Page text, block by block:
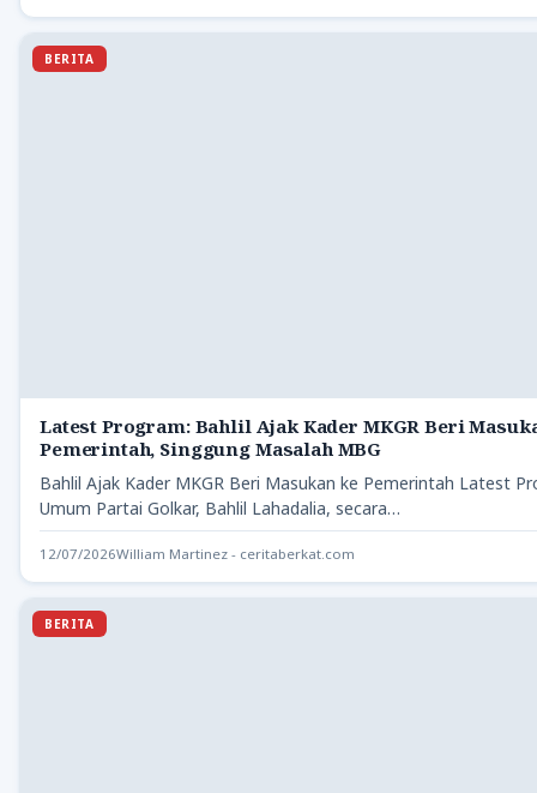
BERITA
Latest Program: Bahlil Ajak Kader MKGR Beri
Pemerintah, Singgung Masalah MBG
Bahlil Ajak Kader MKGR Beri Masukan ke Pemerintah Latest
Umum Partai Golkar, Bahlil Lahadalia, secara…
12/07/2026William Martinez - ceritaberkat.com
BERITA